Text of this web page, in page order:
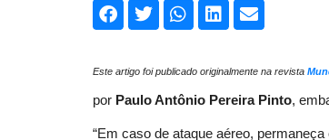
Este artigo foi publicado originalmente na revista
por Paulo Antônio Pereira Pinto,
“Em caso de ataque aéreo,